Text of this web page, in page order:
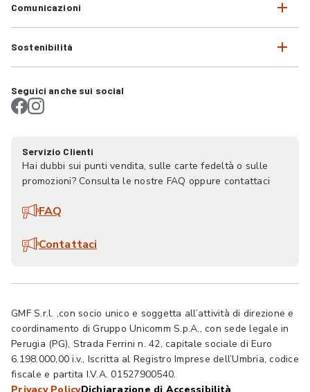
Comunicazioni
Sostenibilità
Seguici anche sui social
Servizio Clienti
Hai dubbi sui punti vendita, sulle carte fedeltà o sulle
promozioni? Consulta le nostre FAQ oppure contattaci
FAQ
Contattaci
GMF S.r.l. ,con socio unico e soggetta all’attività di direzione e
coordinamento di Gruppo Unicomm S.p.A., con sede legale in
Perugia (PG), Strada Ferrini n. 42, capitale sociale di Euro
6.198.000,00 i.v., Iscritta al Registro Imprese dell’Umbria, codice
fiscale e partita I.V.A. 01527900540.